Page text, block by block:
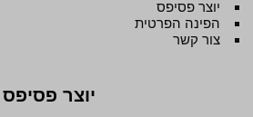
יוצר פסיפס
הפינה הפרטית
צור קשר
יוצר פסיפס